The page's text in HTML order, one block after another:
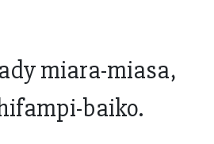
miara-miasa,
baiko.